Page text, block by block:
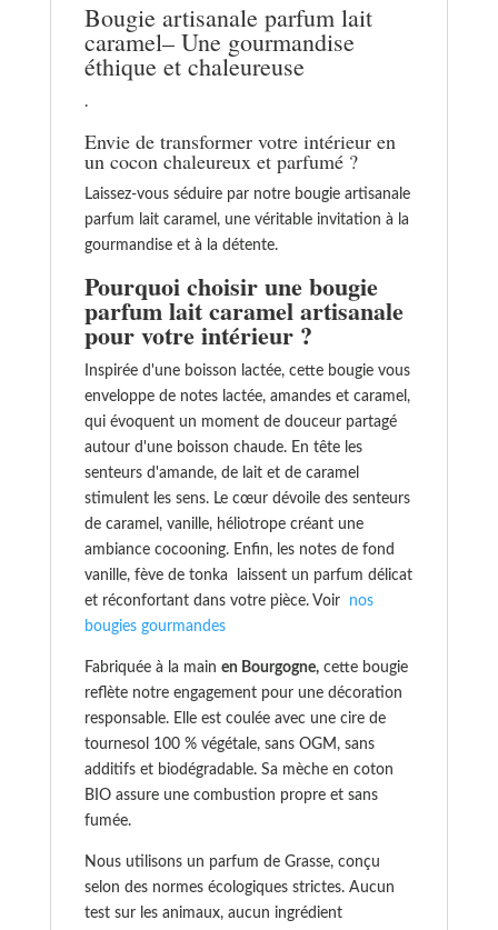
Bougie artisanale parfum lait
caramel– Une gourmandise
éthique et chaleureuse
.
Envie de transformer votre intérieur en
un cocon chaleureux et parfumé ?
Laissez-vous séduire par notre bougie artisanale
parfum lait caramel, une véritable invitation à la
gourmandise et à la détente.
Pourquoi choisir une bougie
parfum lait caramel artisanale
pour votre intérieur ?
Inspirée d'une boisson lactée, cette bougie vous
enveloppe de notes lactée, amandes et caramel,
qui évoquent un moment de douceur partagé
autour d'une boisson chaude. En tête les
senteurs d'amande, de lait et de caramel
stimulent les sens. Le cœur dévoile des senteurs
de caramel, vanille, héliotrope créant une
ambiance cocooning. Enfin, les notes de fond
vanille, fève de tonka laissent un parfum délicat
et réconfortant dans votre pièce. Voir
nos
bougies gourmandes
Fabriquée à la main en Bourgogne,cette bougie
reflète notre engagement pour une décoration
responsable. Elle est coulée avec une cire de
tournesol 100 % végétale, sans OGM, sans
additifs et biodégradable. Sa mèche en coton
BIO assure une combustion propre et sans
fumée.
Nous utilisons un parfum de Grasse, conçu
selon des normes écologiques strictes. Aucun
test sur les animaux, aucun ingrédient